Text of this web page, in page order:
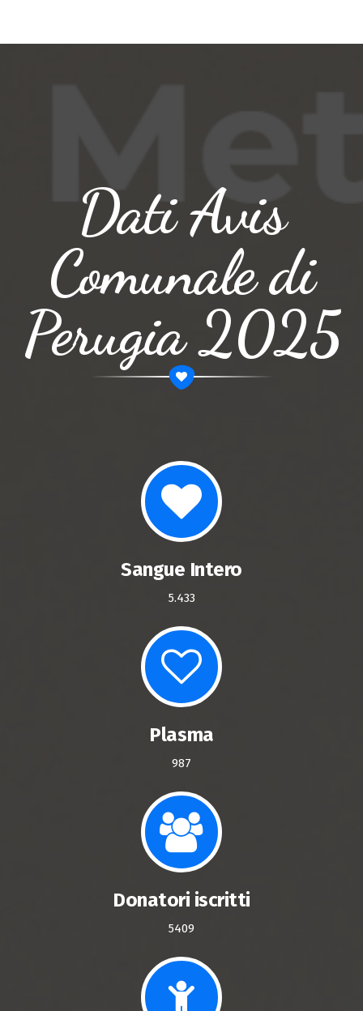
Dati Avis
Comunale di
Perugia 2025
Sangue Intero
5.433
Plasma
987
Donatori iscritti
5409